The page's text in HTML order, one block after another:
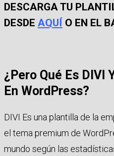
DESCARGA TU
DESDE AQUÍ O EN EL
¿Pero Qué Es DIVI
En WordPress?
DIVI Es una plantilla de la
el tema premium de
mundo según las